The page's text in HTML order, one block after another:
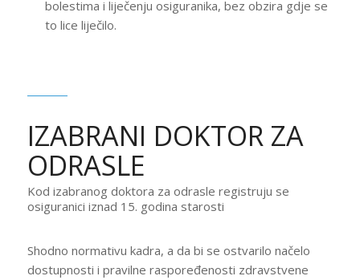
bolestima i liječenju osiguranika, bez obzira gdje se
to lice liječilo.
IZABRANI DOKTOR ZA
ODRASLE
Kod izabranog doktora za odrasle registruju se
osiguranici iznad 15. godina starosti
Shodno normativu kadra, a da bi se ostvarilo načelo
dostupnosti i pravilne raspoređenosti zdravstvene